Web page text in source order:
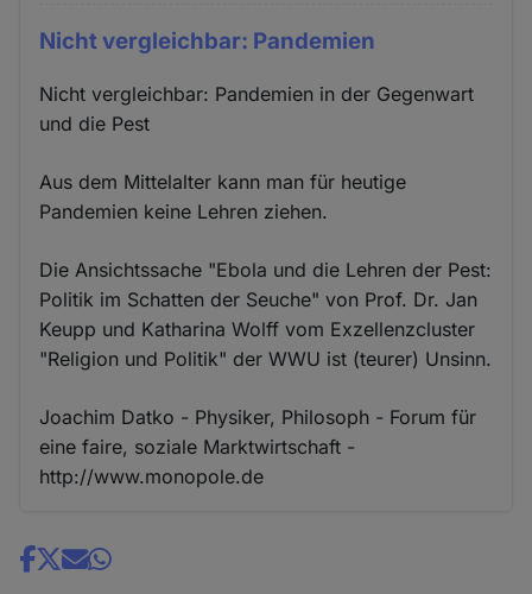
Nicht vergleichbar: Pandemien
Nicht vergleichbar: Pandemien in der Gegenwart
und die Pest
Aus dem Mittelalter kann man für heutige
Pandemien keine Lehren ziehen.
Die Ansichtssache "Ebola und die Lehren der Pest:
Politik im Schatten der Seuche" von Prof. Dr. Jan
Keupp und Katharina Wolff vom Exzellenzcluster
"Religion und Politik" der WWU ist (teurer) Unsinn.
Joachim Datko - Physiker, Philosoph - Forum für
eine faire, soziale Marktwirtschaft -
http://www.monopole.de
Share